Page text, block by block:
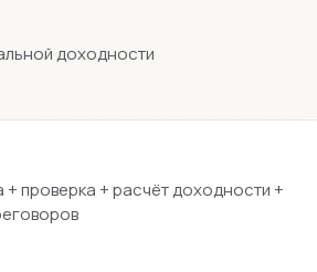
доходности
проверка + расчёт доходности +